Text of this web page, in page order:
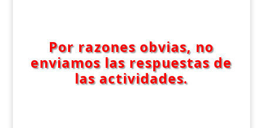
Por razones obvias, no
enviamos las respuestas de
las actividades.